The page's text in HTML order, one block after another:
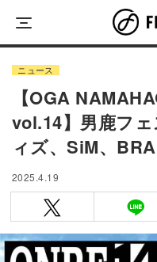
content
ニュース
【OGA
vol.14】男鹿フ
ィズ、SiM、
2025.4.19